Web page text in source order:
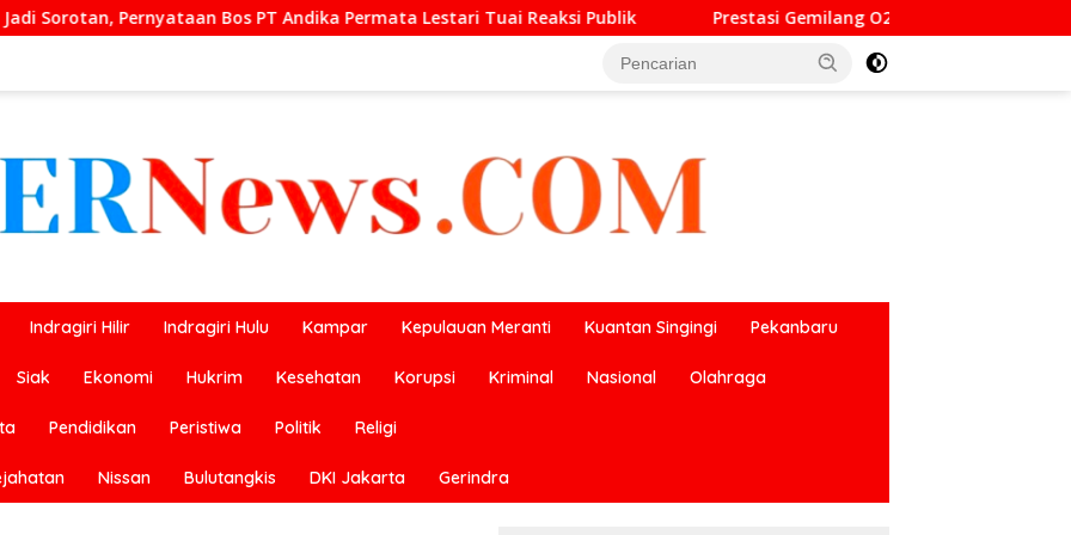
Andika Permata Lestari Tuai Reaksi Publik Prestasi Gemilang O2SN, UPT SMP Negeri 2 Bangkinang Kota
Indragiri Hilir Indragiri Hulu Kampar Kepulauan Meranti Kuantan Singingi Pekanbaru
Siak Ekonomi Hukrim Kesehatan Korupsi Kriminal Nasional Olahraga
Pendidikan Peristiwa Politik Religi
Nissan Bulutangkis DKI Jakarta Gerindra